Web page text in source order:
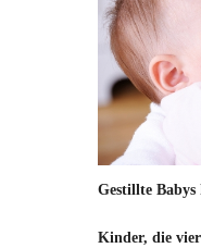
Gestillte Babys
Kinder, die